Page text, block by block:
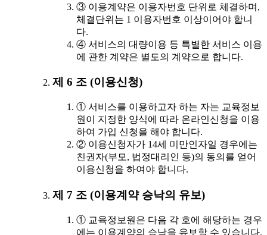
③ 이용계약은 이용자번호 단위로 체결하며,
체결단위는 1 이용자번호 이상이어야 합니
다.
④ 서비스의 대량이용 등 특별한 서비스 이용
에 관한 계약은 별도의 계약으로 합니다.
제 6 조 (이용신청)
① 서비스를 이용하고자 하는 자는 교육정보
원이 지정한 양식에 따라 온라인신청을 이용
하여 가입 신청을 해야 합니다.
② 이용신청자가 14세 미만인자일 경우에는
친권자(부모, 법정대리인 등)의 동의를 얻어
이용신청을 하여야 합니다.
제 7 조 (이용계약 승낙의 유보)
① 교육정보원은 다음 각 호에 해당하는 경우
에는 이용계약의 승낙을 유보할 수 있습니다.